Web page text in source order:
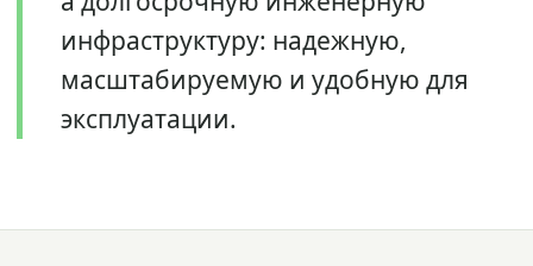
инфраструктуру: надежную,
масштабируемую и удобную для
эксплуатации.